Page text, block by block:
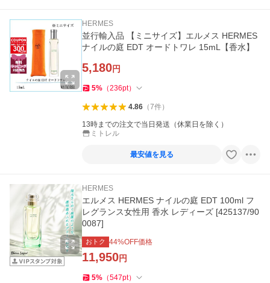
HERMES
並行輸入品 【ミニサイズ】エルメス HERMES
ナイルの庭 EDT オードトワレ 15mL【香水】
5,180円
5% （236pt）
4.86（7件）
13時までの注文で当日発送（休業日を除く）
ミトレル
最安値を見る
HERMES
エルメス HERMES ナイルの庭 EDT 100ml フ
レグランス女性用 香水 レディーズ [425137/90
0087]
おトク 44%OFF価格
11,950円
5% （547pt）